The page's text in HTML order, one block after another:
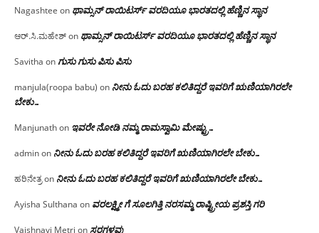
Nagashtee on ಥಾಮ್ಸನ್ ರಾಯಿಟರ್ಸ್ ವರದಿಯೂ ಭಾರತದಲ್ಲಿ ಹೆಣ್ಣಿನ ಸ್ಥಾನ‌
ಆರ್.ಸಿ.ಮಹೇಶ್on ಥಾಮ್ಸನ್ ರಾಯಿಟರ್ಸ್ ವರದಿಯೂ ಭಾರತದಲ್ಲಿ ಹೆಣ್ಣಿನ ಸ್ಥಾನ‌
Savitha onಗುಸು ಗುಸು ಪಿಸು ಪಿಸು
manjula(roopa babu) on ನೀನು ಓದು ಬರಹ ಕಲಿತಿದ್ದರೆ ಇವರಿಗೆ ಋಣಿಯಾಗಿರಲೇ
ಬೇಕು…
Manjunathon ಇವರೇ‌ ನೋಡಿ‌ ನಮ್ಮ‌ ರಾಮಸ್ವಾಮಿ ಮೇಷ್ಟ್ರು…
adminon ನೀನು ಓದು ಬರಹ ಕಲಿತಿದ್ದರೆ ಇವರಿಗೆ ಋಣಿಯಾಗಿರಲೇ ಬೇಕು…
ಹರಿನೇತ್ರon ನೀನು ಓದು ಬರಹ ಕಲಿತಿದ್ದರೆ ಇವರಿಗೆ ಋಣಿಯಾಗಿರಲೇ ಬೇಕು…
Ayisha Sulthana on ವರಲಕ್ಷ್ಮೀ ಗೆ ಸೂಲಗಿತ್ತಿ ನರಸಮ್ಮ‌ ರಾಷ್ಟ್ರೀಯ ಪ್ರಶಸ್ತಿ ಗರಿ
Vaishnavi Metri onಸರಗಳವು